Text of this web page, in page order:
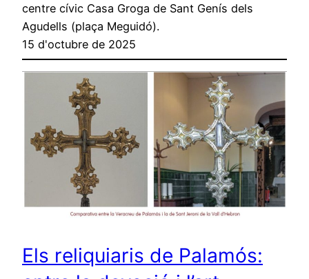
centre cívic Casa Groga de Sant Genís dels
Agudells (plaça Meguidó).
15 d'octubre de 2025
Els reliquiaris de Palamós: